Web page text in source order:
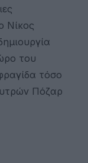
Νίκος
του
τόσο
Πόζαρ